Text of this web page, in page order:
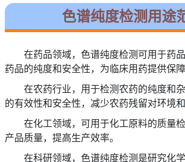
色谱纯度检测用途
在药品领域，色谱纯度检测可用于药
药品的纯度和安全性，为临床用药提供保障
在农药行业，用于检测农药的纯度和
的有效性和安全性，减少农药残留对环境和
在化工领域，可用于化工原料的质量
产品质量，提高生产效率。
在科研领域，色谱纯度检测是研究化